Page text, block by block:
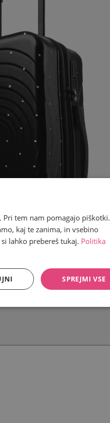
Pri tem nam pomagajo piškotki.
kaj te zanima, in vsebino
lahko prebereš tukaj. Politika
SPREJMI VSE